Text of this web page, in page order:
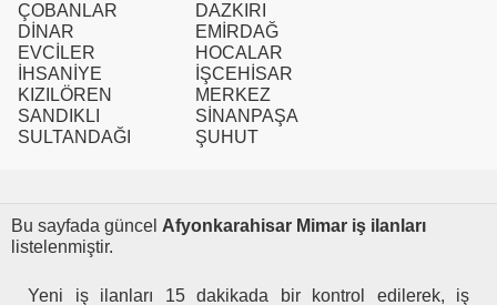
ÇOBANLAR
DAZKIRI
DİNAR
EMİRDAĞ
EVCİLER
HOCALAR
İHSANİYE
İŞCEHİSAR
KIZILÖREN
MERKEZ
SANDIKLI
SİNANPAŞA
SULTANDAĞI
ŞUHUT
Bu sayfada güncel Afyonkarahisar Mimar iş ilanları
listelenmiştir.
Yeni iş ilanları 15 dakikada bir kontrol edilerek, iş